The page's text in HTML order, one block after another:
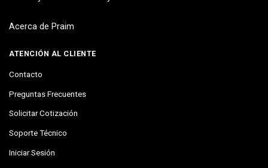
Acerca de Praim
ATENCIÓN AL CLIENTE
Contacto
Preguntas Frecuentes
Solicitar Cotización
Soporte Técnico
Iniciar Sesión